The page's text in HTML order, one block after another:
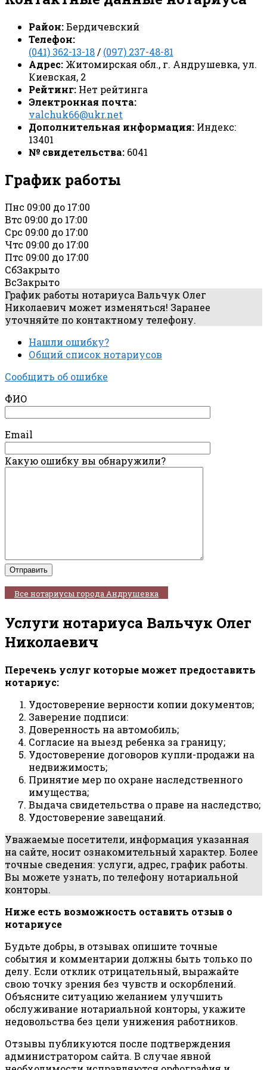
Район:Бердичевский
Телефон:
(041) 362-13-18/ (097) 237-48-81
Адрес: Житомирская обл., г. Андрушевка, ул.
Киевская, 2
Рейтинг: Нет рейтинга
Электронная почта:
valchuk66@ukr.net
Дополнительная информация: Индекс:
13401
№ свидетельства: 6041
График работы
Пнс 09:00 до 17:00
Втс 09:00 до 17:00
Срс 09:00 до 17:00
Чтс 09:00 до 17:00
Птс 09:00 до 17:00
СбЗакрыто
ВсЗакрыто
График работы нотариуса Вальчук Олег
Николаевич может изменяться! Заранее
уточняйте по контактному телефону.
Нашли ошибку?
Общий список нотариусов
Сообщить об ошибке
ФИО
Email
Какую ошибку вы обнаружили?
Все нотариусы города Андрушевка
Услуги нотариуса Вальчук Олег
Николаевич
Перечень услуг которые может предоставить
нотариус:
Удостоверение верности копии документов;
Заверение подписи:
Доверенность на автомобиль;
Согласие на выезд ребенка за границу;
Удостоверение договоров купли-продажи на
недвижимость;
Принятие мер по охране наследственного
имущества;
Выдача свидетельства о праве на наследство;
Удостоверение завещаний.
Уважаемые посетители, информация указанная
на сайте, носит ознакомительный характер. Более
точные сведения: услуги, адрес, график работы.
Вы можете узнать, по телефону нотариальной
конторы.
Ниже есть возможность оставить отзыв о
нотариусе
Будьте добры, в отзывах опишите точные
события и комментарии должны быть только по
делу. Если отклик отрицательный, выражайте
свою точку зрения без чувств и оскорблений.
Объясните ситуацию желанием улучшить
обслуживание нотариальной конторы, укажите
недовольства без цели унижения работников.
Отзывы публикуются после подтверждения
администратором сайта. В случае явной